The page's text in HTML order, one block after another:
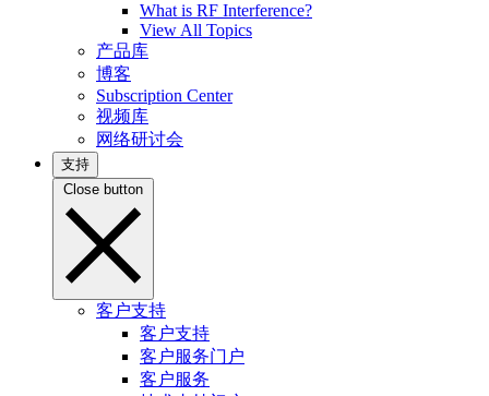
What is RF Interference?
View All Topics
产品库
博客
Subscription Center
视频库
网络研讨会
支持
Close button
客户支持
客户支持
客户服务门户
客户服务